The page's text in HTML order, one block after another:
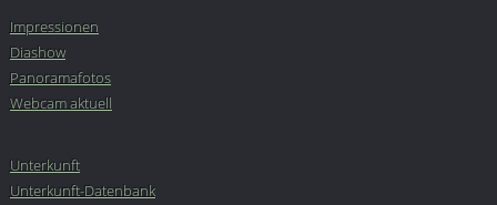
Impressionen
Diashow
Panoramafotos
Webcam aktuell
Unterkunft
Unterkunft-Datenbank